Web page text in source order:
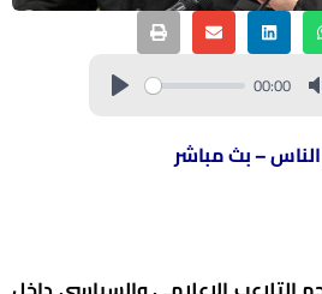
00:00
– بث مباشر